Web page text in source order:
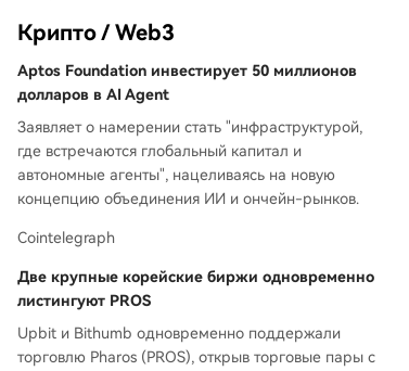
Крипто / Web3
Aptos Foundation инвестирует 50 миллионов
долларов в AI Agent
Заявляет о намерении стать "инфраструктурой,
где встречаются глобальный капитал и
автономные агенты", нацеливаясь на новую
концепцию объединения ИИ и ончейн-рынков.
Cointelegraph
Две крупные корейские биржи одновременно
листингуют PROS
Upbit и Bithumb одновременно поддержали
торговлю Pharos (PROS), открыв торговые пары с